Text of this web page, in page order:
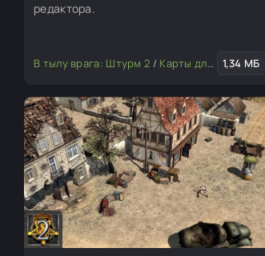
редактора.
В тылу врага: Штурм 2 / Карты для редактора 1,34 МБ